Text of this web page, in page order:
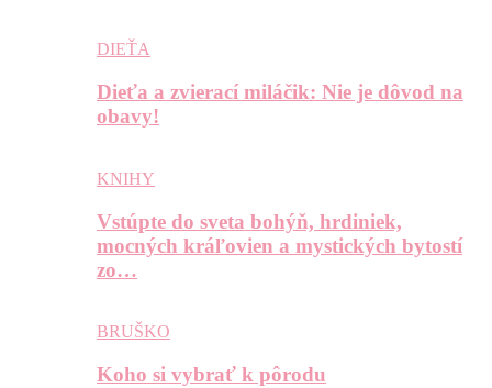
DIEŤA
Dieťa a zvierací miláčik: Nie je dôvod na
obavy!
KNIHY
Vstúpte do sveta bohýň, hrdiniek,
mocných kráľovien a mystických bytostí
zo…
BRUŠKO
Koho si vybrať k pôrodu